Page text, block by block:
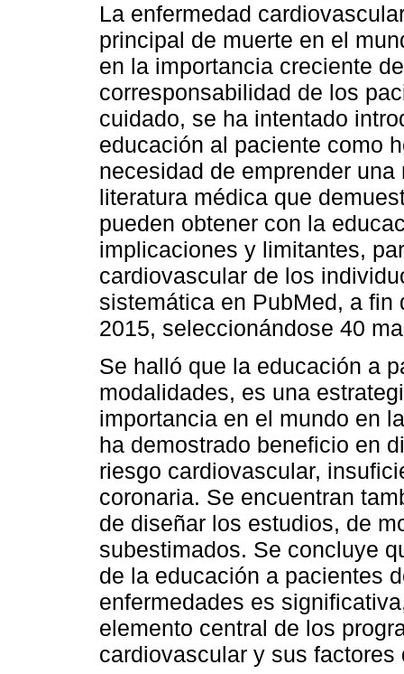
La enfermedad
principal de muerte en el
en la importancia creciente
corresponsabilidad de los
cuidado, se ha intentado
educación al paciente como
necesidad de emprender
literatura médica que
pueden obtener con la
implicaciones y limitantes,
cardiovascular de los
sistemática en PubMed, a
2015, seleccionándose 40
Se halló que la educación a
modalidades, es una
importancia en el mundo en
ha demostrado beneficio en
riesgo cardiovascular,
coronaria. Se encuentran
de diseñar los estudios, de
subestimados. Se concluye
de la educación a pacientes
enfermedades es
elemento central de los
cardiovascular y sus factores